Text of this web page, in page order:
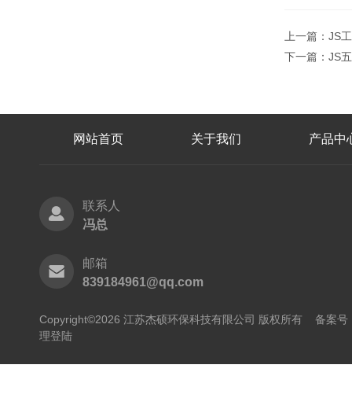
上一篇： JS
下一篇： JS
网站首页 关于我们 产品中
联系人
冯总
邮箱
839184961@qq.com
Copyright©2026 江苏杰硕环保科技有限公司 版权所有 备案号
理登陆